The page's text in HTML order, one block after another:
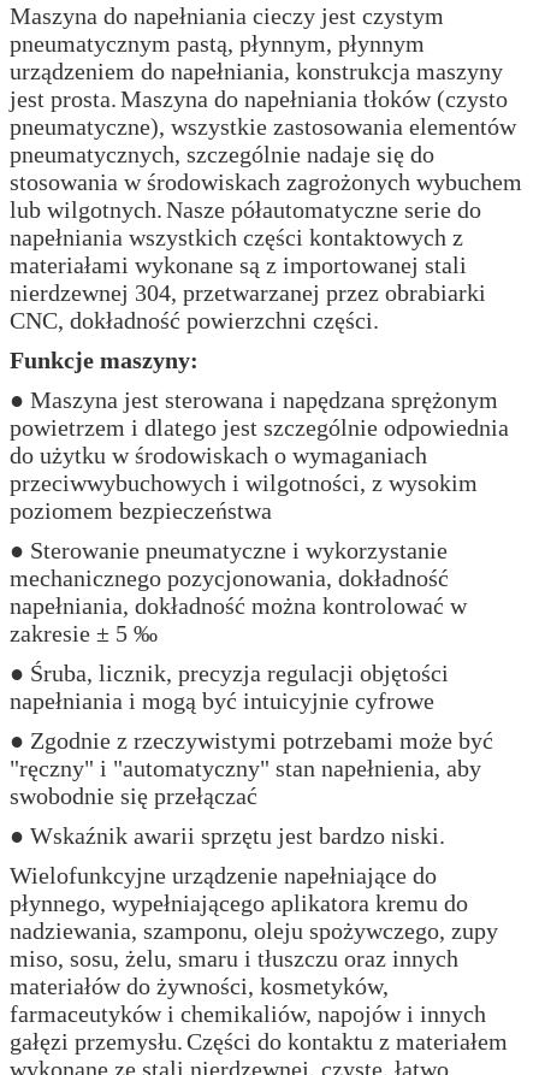
Maszyna do napełniania cieczy jest czystym
pneumatycznym pastą, płynnym, płynnym
urządzeniem do napełniania, konstrukcja maszyny
jest prosta.Maszyna do napełniania tłoków (czysto
pneumatyczne), wszystkie zastosowania elementów
pneumatycznych, szczególnie nadaje się do
stosowania w środowiskach zagrożonych wybuchem
lub wilgotnych.Nasze półautomatyczne serie do
napełniania wszystkich części kontaktowych z
materiałami wykonane są z importowanej stali
nierdzewnej 304, przetwarzanej przez obrabiarki
CNC, dokładność powierzchni części.
Funkcje maszyny:
● Maszyna jest sterowana i napędzana sprężonym
powietrzem i dlatego jest szczególnie odpowiednia
do użytku w środowiskach o wymaganiach
przeciwwybuchowych i wilgotności, z wysokim
poziomem bezpieczeństwa
● Sterowanie pneumatyczne i wykorzystanie
mechanicznego pozycjonowania, dokładność
napełniania, dokładność można kontrolować w
zakresie ± 5 ‰
● Śruba, licznik, precyzja regulacji objętości
napełniania i mogą być intuicyjnie cyfrowe
● Zgodnie z rzeczywistymi potrzebami może być
"ręczny" i "automatyczny" stan napełnienia, aby
swobodnie się przełączać
● Wskaźnik awarii sprzętu jest bardzo niski.
Wielofunkcyjne urządzenie napełniające do
płynnego, wypełniającego aplikatora kremu do
nadziewania, szamponu, oleju spożywczego, zupy
miso, sosu, żelu, smaru i tłuszczu oraz innych
materiałów do żywności, kosmetyków,
farmaceutyków i chemikaliów, napojów i innych
gałęzi przemysłu.Części do kontaktu z materiałem
wykonane ze stali nierdzewnej, czyste, łatwo